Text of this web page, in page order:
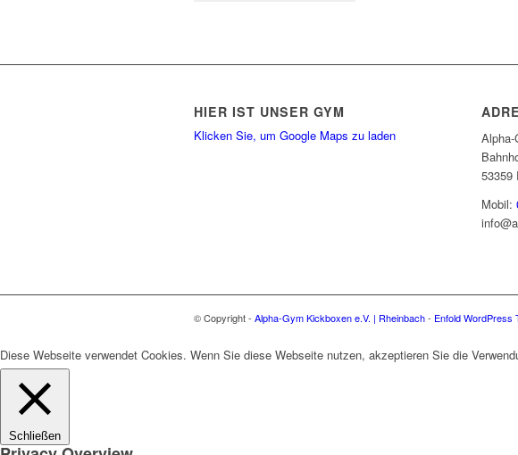
HIER IST UNSER GYM
Klicken Sie, um Google Maps zu laden
53359
Mobil:
© Copyright - Alpha-Gym Kickboxen e.V. | Rheinbach- Enfold WordPress
Diese Webseite verwendet Cookies. Wenn Sie diese Webseite nutzen, akzeptieren Sie die
Schließen